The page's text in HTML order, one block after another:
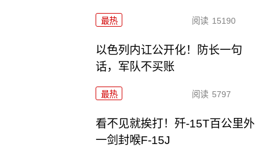
最热 阅读 15190
以色列内讧公开化！防长一句
话，军队不买账
最热 阅读 5797
看不见就挨打！歼-15T百公里外
一剑封喉F-15J